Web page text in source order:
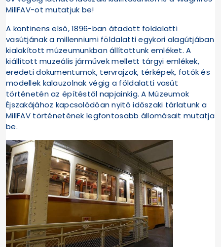
MillFAV-ot mutatjuk be!
A kontinens első, 1896-ban átadott földalatti
vasútjának a millenniumi földalatti egykori alagútjában
kialakított múzeumunkban állítottunk emléket. A
kiállított muzeális járművek mellett tárgyi emlékek,
eredeti dokumentumok, tervrajzok, térképek, fotók és
modellek kalauzolnak végig a földalatti vasút
történetén az építéstől napjainkig. A Múzeumok
Éjszakájához kapcsolódóan nyitó időszaki tárlatunk a
MillFAV történetének legfontosabb állomásait mutatja
be.